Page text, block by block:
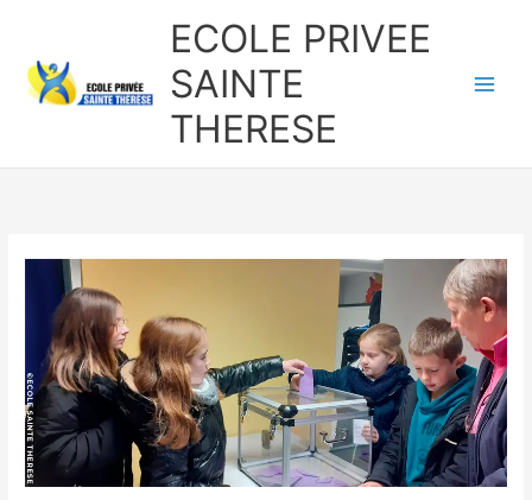
contenu
ECOLE PRIVEE
SAINTE
THERESE